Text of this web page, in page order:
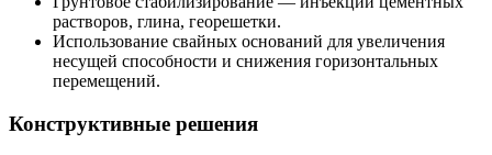
растворов, глина, георешетки.
Использование свайных оснований для увеличения
несущей способности и снижения горизонтальных
перемещений.
Конструктивные решения